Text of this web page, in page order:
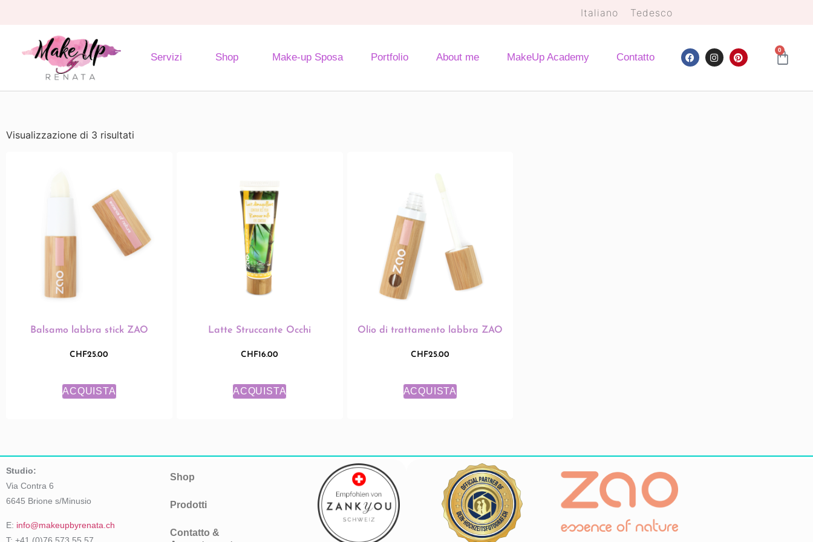
Italiano Tedesco
Servizi Shop Make-up Sposa Portfolio About me MakeUp Academy Contatto
0
Visualizzazione di 3 risultati
Balsamo labbra stick ZAO
CHF25.00
ACQUISTA
Latte Struccante Occhi
CHF16.00
ACQUISTA
Olio di trattamento labbra ZAO
CHF25.00
ACQUISTA
Studio:
Via Contra 6
6645 Brione s/Minusio
E: info@makeupbyrenata.ch
T: +41 (0)76 573 55 57
Shop
Prodotti
Contatto &